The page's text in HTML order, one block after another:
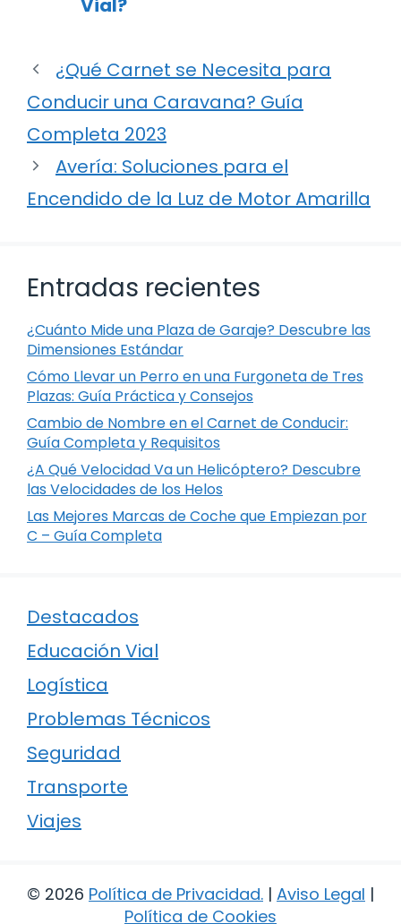
Vial?
¿Qué Carnet se Necesita para
Conducir una Caravana? Guía
Completa 2023
Avería: Soluciones para el
Encendido de la Luz de Motor Amarilla
Entradas recientes
¿Cuánto Mide una Plaza de Garaje? Descubre las
Dimensiones Estándar
Cómo Llevar un Perro en una Furgoneta de Tres
Plazas: Guía Práctica y Consejos
Cambio de Nombre en el Carnet de Conducir:
Guía Completa y Requisitos
¿A Qué Velocidad Va un Helicóptero? Descubre
las Velocidades de los Helos
Las Mejores Marcas de Coche que Empiezan por
C – Guía Completa
Destacados
Educación Vial
Logística
Problemas Técnicos
Seguridad
Transporte
Viajes
© 2026 Política de Privacidad. | Aviso Legal |
Política de Cookies